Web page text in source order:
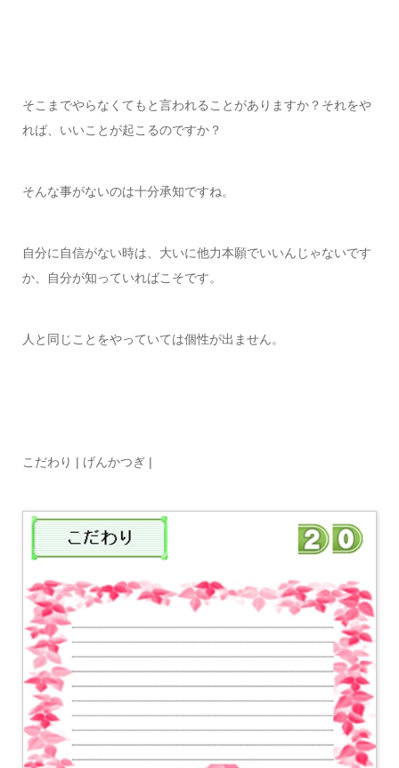
そこまでやらなくてもと言われることがありますか？それをや
れば、いいことが起こるのですか？
そんな事がないのは十分承知ですね。
自分に自信がない時は、大いに他力本願でいいんじゃないです
か、自分が知っていればこそです。
人と同じことをやっていては個性が出ません。
こだわり | げんかつぎ |